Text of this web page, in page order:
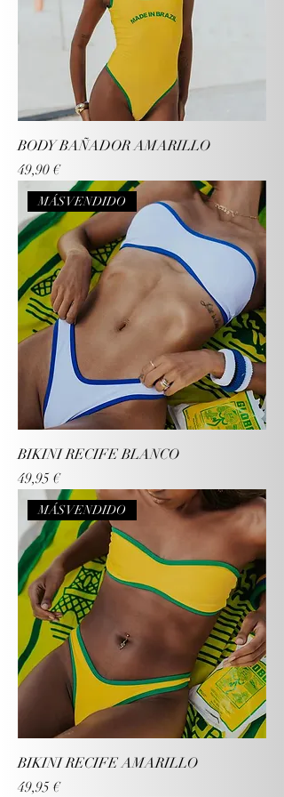
BODY BAÑADOR AMARILLO
Precio
49,90 €
MÁS VENDIDO
BIKINI RECIFE BLANCO
Precio
49,95 €
MÁS VENDIDO
BIKINI RECIFE AMARILLO
Precio
49,95 €